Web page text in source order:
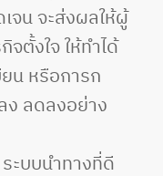
จน จะส่งผลให้ผู้
จตั้งใจ ให้ทำได้
น หรือการก
ง ลดลงอย่าง
ระบบนำทางที่ดี